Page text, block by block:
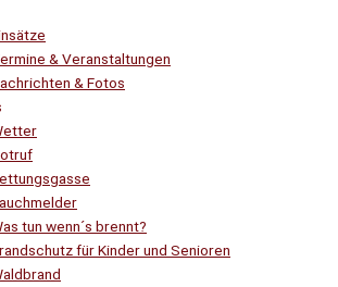
& Veranstaltungen
& Fotos
tun wenn´s brennt?
für Kinder und Senioren